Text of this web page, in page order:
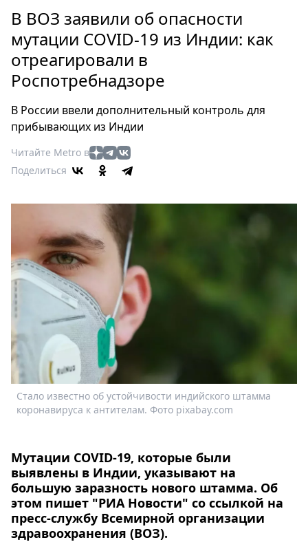
Россия
Мир
Здоровье
Еда
Туризм
Мода
Театр
Кино
Афиша
Выставки
Пресс-
релизы
О
Metro
Стримы
Спецпроекты
Звезды
Выборы
2026
Скачай
Metro
В ВОЗ заявили об опасности
мутации COVID-19 из Индии: как
отреагировали в
Роспотребнадзоре
В России ввели дополнительный контроль для
прибывающих из Индии
Читайте Metro в
Поделиться
Стало известно об устойчивости индийского штамма
коронавируса к антителам. Фото pixabay.com
Мутации COVID-19, которые были
выявлены в Индии, указывают на
большую заразность нового штамма. Об
этом пишет "РИА Новости" со ссылкой на
пресс-службу Всемирной организации
здравоохранения (ВОЗ).